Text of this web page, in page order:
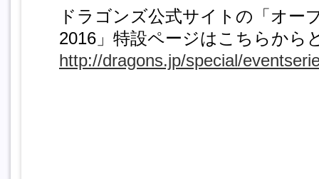
ドラゴンズ公式サイトの「オー
2016」特設ページはこちらから
http://dragons.jp/special/